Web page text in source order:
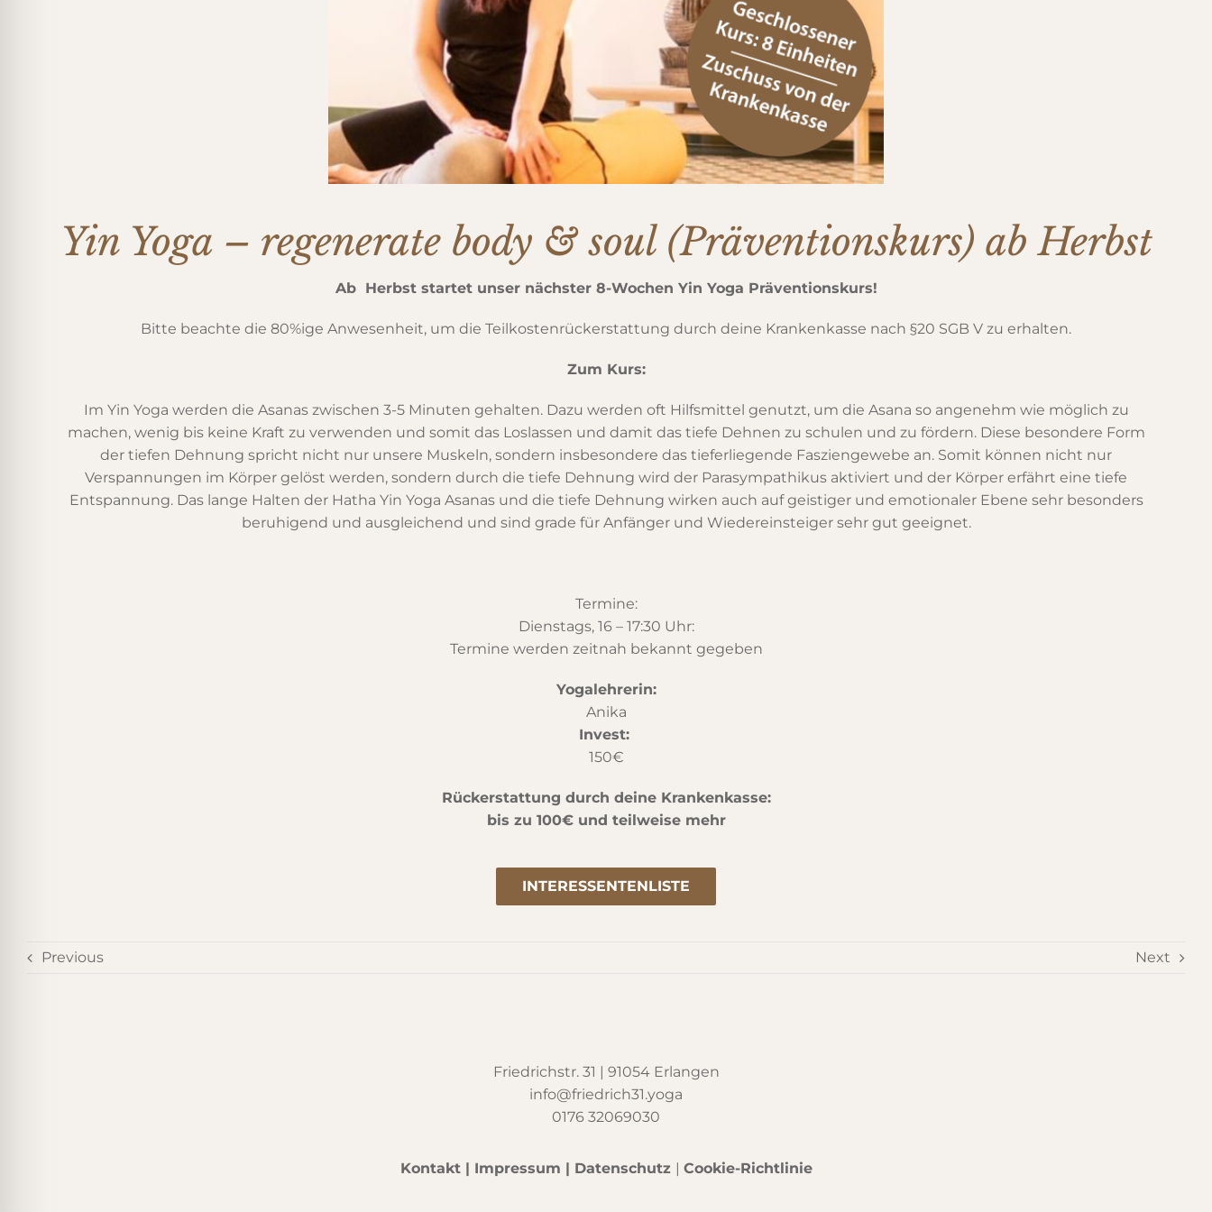
Yin Yoga – regenerate body & soul (Präventionskurs) ab Herbst
Ab Herbst startet unser nächster 8-Wochen Yin Yoga Präventionskurs!
Bitte beachte die 80%ige Anwesenheit, um die Teilkostenrückerstattung durch deine Krankenkasse nach §20 SGB V zu erhalten.
Zum Kurs:
Im Yin Yoga werden die Asanas zwischen 3-5 Minuten gehalten. Dazu werden oft Hilfsmittel genutzt, um die Asana so angenehm wie möglich zu
machen, wenig bis keine Kraft zu verwenden und somit das Loslassen und damit das tiefe Dehnen zu schulen und zu fördern. Diese besondere Form
der tiefen Dehnung spricht nicht nur unsere Muskeln, sondern insbesondere das tieferliegende Fasziengewebe an. Somit können nicht nur
Verspannungen im Körper gelöst werden, sondern durch die tiefe Dehnung wird der Parasympathikus aktiviert und der Körper erfährt eine tiefe
Entspannung. Das lange Halten der Hatha Yin Yoga Asanas und die tiefe Dehnung wirken auch auf geistiger und emotionaler Ebene sehr besonders
beruhigend und ausgleichend und sind grade für Anfänger und Wiedereinsteiger sehr gut geeignet.
Termine:
Dienstags, 16 – 17:30 Uhr:
Termine werden zeitnah bekannt gegeben
Yogalehrerin:
Anika
Invest:
150€
Rückerstattung durch deine Krankenkasse:
bis zu 100€ und teilweise mehr
INTERESSENTENLISTE
Previous Next
Friedrichstr. 31 | 91054 Erlangen
info@friedrich31.yoga
0176 32069030
Kontakt| Impressum | Datenschutz | Cookie-Richtlinie